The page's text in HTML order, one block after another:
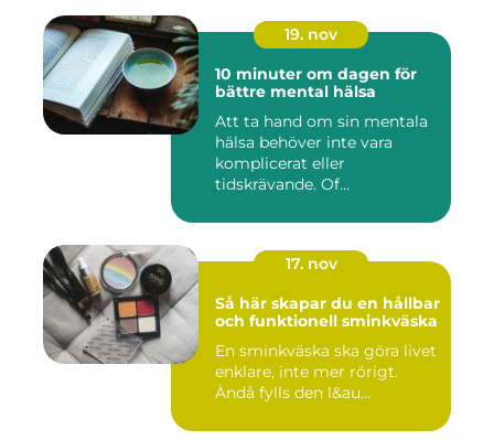
19. nov
10 minuter om dagen för
bättre mental hälsa
Att ta hand om sin mentala
hälsa behöver inte vara
komplicerat eller
tidskrävande. Of...
17. nov
Så här skapar du en hållbar
och funktionell sminkväska
En sminkväska ska göra livet
enklare, inte mer rörigt.
Ändå fylls den l&au...